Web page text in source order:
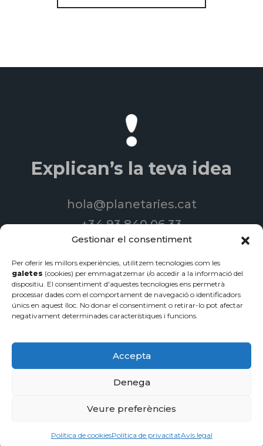
Gestionar el consentiment
Per oferir les millors experiències, utilitzem tecnologies com les
galetes (cookies) per emmagatzemar i/o accedir a la informació del
dispositiu. El consentiment d'aquestes tecnologies ens permetrà
processar dades com el comportament de navegació o identificadors
únics en aquest lloc. No donar el consentiment o retirar-lo pot afectar
negativament determinades característiques i funcions.
Accepta
Denega
Veure preferències
Política de cookiesPolítica de privacitatAvís legal
Explican’s la teva idea
hola@planetaries.cat
+34 93 840 06 33
© 2022 Produccions Planetàries | Todos los derechos reservados
Disseny de pàgines web-Serveis de streaming-Vídeos
corporatius
Política de privacidad·Avíso legal· Política de cookies